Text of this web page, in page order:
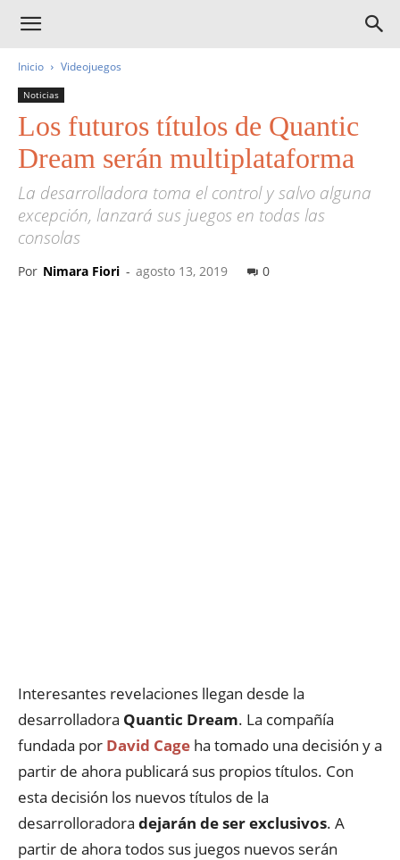
Inicio Videojuegos
Noticias
Los futuros títulos de Quantic
Dream serán multiplataforma
La desarrolladora toma el control y salvo alguna
excepción, lanzará sus juegos en todas las
consolas
Por Nimara Fiori - agosto 13, 2019 0
Interesantes revelaciones llegan desde la
desarrolladora Quantic Dream. La compañía
fundada por David Cage ha tomado una decisión y a
partir de ahora publicará sus propios títulos. Con
esta decisión los nuevos títulos de la
desarrolloradora dejarán de ser exclusivos. A
partir de ahora todos sus juegos nuevos serán